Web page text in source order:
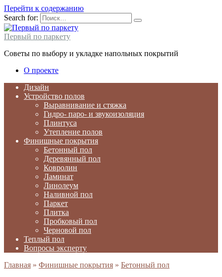
Перейти к содержанию
Search for:
Первый по паркету
Советы по выбору и укладке напольных покрытий
О проекте
Дизайн
Устройство полов
Выравнивание и стяжка
Гидро- паро- и звукоизоляция
Плинтуса
Утепление полов
Финишные покрытия
Бетонный пол
Деревянный пол
Ковролин
Ламинат
Линолеум
Наливной пол
Паркет
Плитка
Пробковый пол
Черновой пол
Теплый пол
Вопросы эксперту
Главная » Финишные покрытия » Бетонный пол